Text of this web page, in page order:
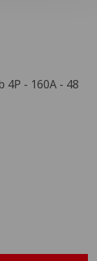
- 160A - 48